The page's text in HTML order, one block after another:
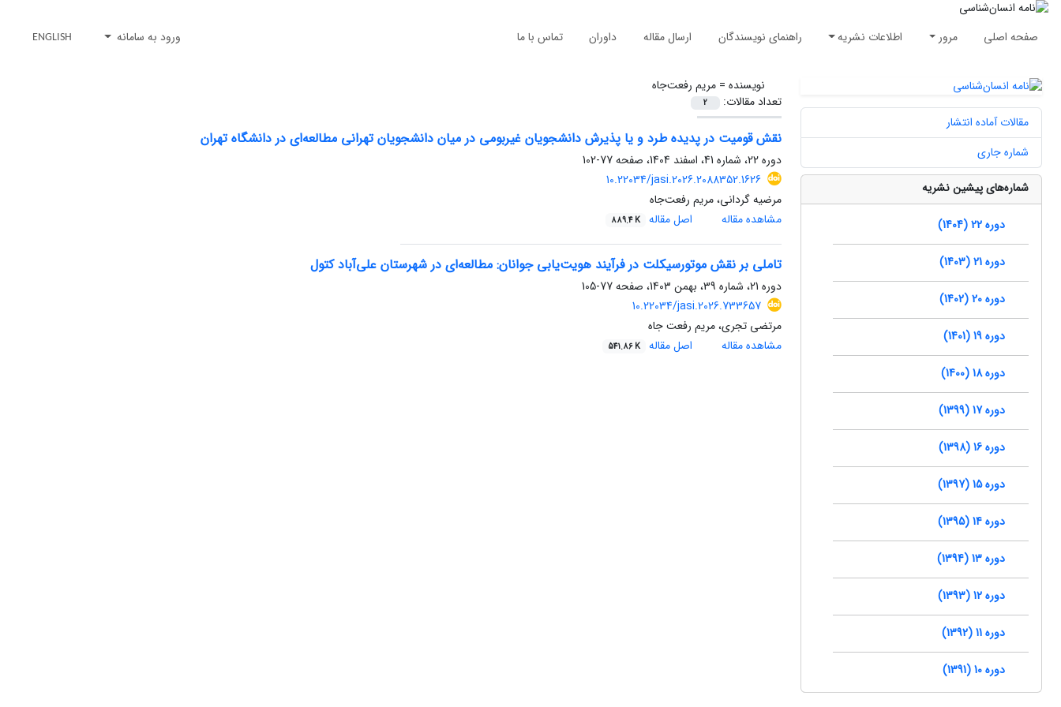
صفحه اصلی مرور اطلاعات نشریه راهنمای نویسندگان ارسال مقاله داوران تماس با ما ورود به سامانه ENGLISH
نویسنده =مریم رفعت‌جاه
تعداد مقالات:
2
نقش قومیت در پدیده طرد و یا پذیرش دانشجویان غیربومی در میان دانشجویان تهرانی مطالعه‌ای در دانشگاه تهران
دوره 22، شماره 41، اسفند 1404، صفحه
77-102
10.22034/jasi.2026.2088352.1626
مرضیه گردانی، مریم رفعت‌جاه
مشاهده مقاله
اصل مقاله 889.4 K
تاملی بر نقش موتورسیکلت در فرآیند هویت‌یابی جوانان: مطالعه‌ای در شهرستان علی‌آباد کتول
دوره 21، شماره 39، بهمن 1403، صفحه
77-105
10.22034/jasi.2026.733657
مرتضی تجری، مریم رفعت جاه
مشاهده مقاله
اصل مقاله 541.86 K
مقالات آماده انتشار
شماره جاری
شماره‌های پیشین نشریه
دوره 22 (1404)
دوره 21 (1403)
دوره 20 (1402)
دوره 19 (1401)
دوره 18 (1400)
دوره 17 (1399)
دوره 16 (1398)
دوره 15 (1397)
دوره 14 (1395)
دوره 13 (1394)
دوره 12 (1393)
دوره 11 (1392)
دوره 10 (1391)